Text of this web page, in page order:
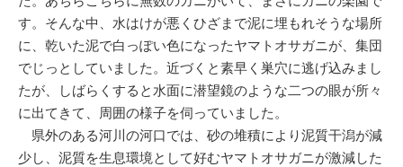
す。そんな中、水はけが悪くひざまで泥に埋もれそうな場所
に、乾いた泥で白っぽい色になったヤマトオサガニが、集団
でじっとしていました。近づくと素早く巣穴に逃げ込みまし
たが、しばらくすると水面に潜望鏡のような二つの眼が所々
に出てきて、周囲の様子を伺っていました。
県外のある河川の河口では、砂の堆積により泥質干潟が減
少し、泥質を生息環境として好むヤマトオサガニが激減した